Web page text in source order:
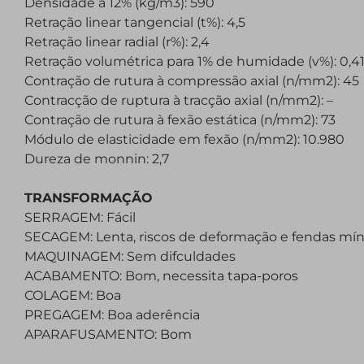
Retração linear tangencial (t%): 4,5
Retração linear radial (r%): 2,4
Retração volumétrica para 1% de humidade (v%): 0,41
Contração de rutura à compressão axial (n/mm2): 45
Contracção de ruptura à tracção axial (n/mm2): –
Contração de rutura à fexão estática (n/mm2): 73
Módulo de elasticidade em fexão (n/mm2): 10.980
Dureza de monnin: 2,7
TRANSFORMAÇÃO
SERRAGEM: Fácil
SECAGEM: Lenta, riscos de deformação e fendas
MAQUINAGEM: Sem difculdades
ACABAMENTO: Bom, necessita tapa-poros
COLAGEM: Boa
PREGAGEM: Boa aderência
APARAFUSAMENTO: Bom